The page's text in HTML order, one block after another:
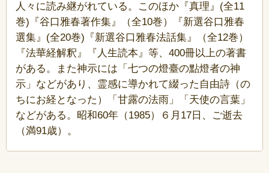
人々に読み継がれている。このほか『真理』(全11
巻)『谷口雅春著作集』（全10巻）『新選谷口雅春
選集』(全20巻)『新選谷口雅春法話集』（全12巻）
『法華経解釈』『人生読本』等、400冊以上の著書
がある。また神示には「七つの燈臺の點燈者の神
示」などがあり、霊感に導かれて綴った自由詩（の
ちにお経となった）「甘露の法雨」「天使の言葉」
などがある。昭和60年（1985）６月17日、ご逝去
（満91歳）。